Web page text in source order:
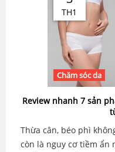
TH1
Chăm sóc da
Review nhanh 7 sản
Thừa cân, béo phì
còn là nguy cơ tiềm ẩn